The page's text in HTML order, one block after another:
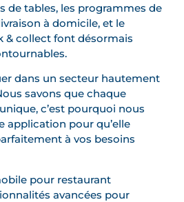
de tables, les programmes de
à domicile, et le
& collect font désormais
dans un secteur hautement
savons que chaque
c’est pourquoi nous
application pour qu’elle
à vos besoins
pour restaurant
avancées pour